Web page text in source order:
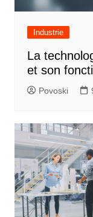
Industrie
La
et son
Povoski